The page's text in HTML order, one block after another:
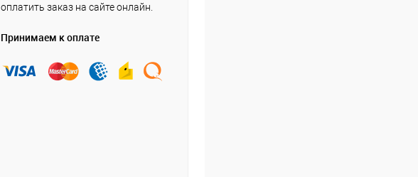
оплатить заказ на сайте онлайн.
Принимаем к оплате